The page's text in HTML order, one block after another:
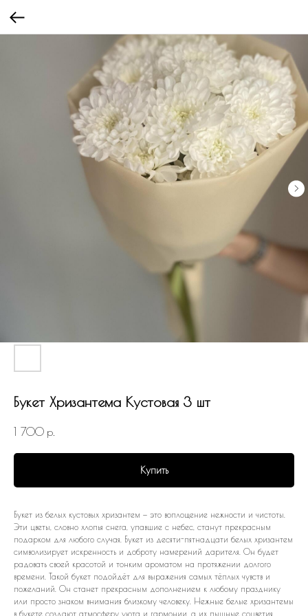
Букет Хризантема Кустовая 3 шт
1 700 р.
Купить
Букет из белых кустовых хризантем — это воплощение нежности и чистоты.
Эти цветы, словно хлопья снега, упавшие с небес, станут прекрасным
подарком для любого случая. Букет из десяти-пятнадцати белых хризантем
символизирует искренность и доброту намерений дарителя. Он будет
радовать своей красотой и тонким ароматом на протяжении долгого
времени. Такой букет подойдёт для выражения самых тёплых чувств и
пожеланий. Он станет прекрасным дополнением к любому празднику
или просто знаком внимания близкому человеку. Нежные белые хризантемы
в букете создают атмосферу уюта и гармонии, а их пышные соцветия